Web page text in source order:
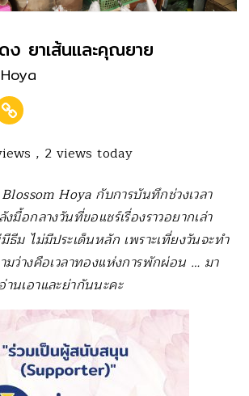
ยาเส้นและคุณยาย
, 2 views today
Hoya กับการบันทึกช่วงเวลา
มื้อกลางวันที่ขอแชร์เรื่องราวอยากเล่า
ธีม ไม่มีประเด็นหลัก เพราะเที่ยงวันจะทำ
มว่างคือเวลาทองแห่งการพักผ่อน … มา
นเอาและย่ากันนะคะ